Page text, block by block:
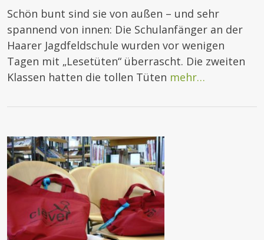
Schön bunt sind sie von außen – und sehr
spannend von innen: Die Schulanfänger an der
Haarer Jagdfeldschule wurden vor wenigen
Tagen mit „Lesetüten“ überrascht. Die zweiten
Klassen hatten die tollen Tüten mehr…